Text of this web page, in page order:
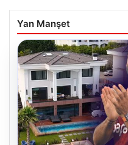
Yan Manşet